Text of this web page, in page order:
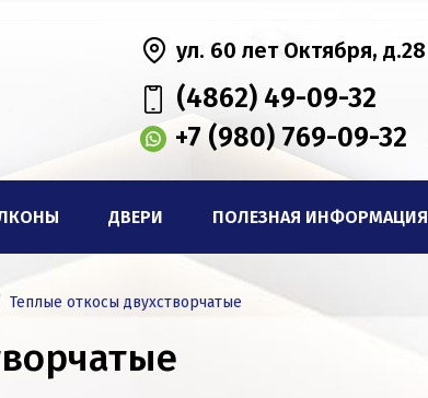
ул. 60 лет Октября, д.28
(4862) 49-09-32
+7 (980) 769-09-32
ДВЕРИ ПОЛЕЗНАЯ ИНФОРМАЦИЯ
Теплые откосы двухстворчатые